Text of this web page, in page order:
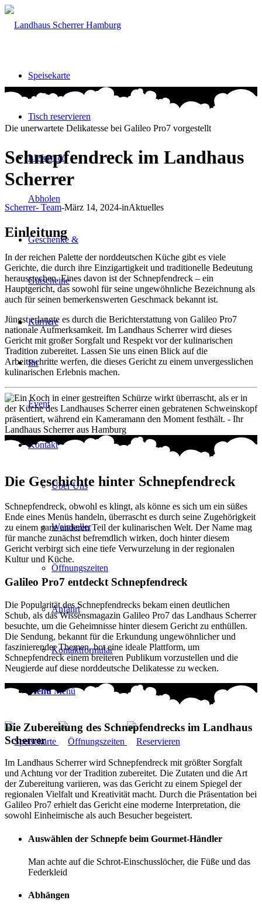
Speisekarte
Tisch reservieren
Liefern &
Abholen
Geschenke &
Gutscheine
Karriere
Ihr
Event
Kontakt
Über Uns
Weinkeller
Öffnungszeiten
Anfahrt
Kontaktformular
Menü Menü
Die unerwartete Delikatesse bei Galileo Pro7 vorgestellt
Schnepfendreck im Landhaus
Scherrer
Scherrer- Team-März 14, 2024-inAktuelles
Einleitung
In der reichen Palette der norddeutschen Küche gibt es viele
Gerichte, die durch ihre Einzigartigkeit und traditionelle Bedeutung
herausstechen. Eines davon ist der Schnepfendreck – ein
Hauptgericht, das sowohl für seine ungewöhnliche Bezeichnung als
auch für seinen bemerkenswerten Geschmack bekannt ist.
Jüngst erlangte es durch die Berichterstattung von Galileo Pro7
nationale Aufmerksamkeit. Im Landhaus Scherrer wird dieses
Gericht mit großer Sorgfalt und Respekt vor der kulinarischen
Tradition zubereitet. Lassen Sie uns einen Blick auf die
Arbeitsschritte werfen, die dieses Gericht zu einem unvergesslichen
kulinarischen Erlebnis machen.
Die Geschichte hinter Schnepfendreck
Schnepfendreck, obwohl es klingt, als könne es sich um ein süßes
Ende eines Menüs handeln, überrascht es durch seine Zugehörigkeit
zu einem ganz anderen Teil der kulinarischen Welt. Der Name mag
für manche zunächst befremdlich wirken, doch hinter diesem
Gericht verbirgt sich eine tiefe Verwurzelung in der regionalen
Kultur und Küche.
Galileo Pro7 entdeckt Schnepfendreck
Die Popularität des Schnepfendrecks bekam einen deutlichen
Schub, als das Wissensmagazin Galileo Pro7 das Landhaus Scherrer
besuchte, um die Geheimnisse hinter diesem Gericht zu enthüllen.
Die Sendung, bekannt für die Erkundung ungewöhnlicher und
faszinierender Themen, bot eine ideale Plattform, um
Schnepfendreck einem breiteren Publikum vorzustellen und die
Neugierde auf diese norddeutsche Delikatesse zu wecken.
Die Zubereitung des Schnepfendrecks im Landhaus
Scherrer
Im Landhaus Scherrer wird Schnepfendreck mit größter Sorgfalt
und Achtung vor der Tradition zubereitet. Die Zutaten und die Art
der Zubereitung variieren, was das Gericht zu einem Spiegel der
regionalen Vielfalt und Kreativität macht. Durch die Präsentation bei
Galileo Pro7 erhielt das Gericht eine moderne Interpretation, die
sowohl Einheimische als auch Besucher begeistert.
Auswählen der Schnepfe beim Gourmet-Händler
Man achte auf die Schrot-Einschusslöcher, die Füße und das
Federkleid
Abhängen